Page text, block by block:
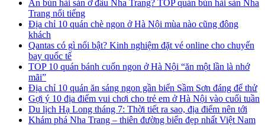
Ăn bún hải sản ở đâu Nha Trang? TOP quán bún hải sản Nha
Trang nổi tiếng
Địa chỉ 10 quán chè ngon ở Hà Nội mùa nào cũng đông
khách
Qantas có gì nổi bật? Kinh nghiệm đặt vé online cho chuyến
bay quốc tế
TOP 10 quán bánh cuốn ngon ở Hà Nội “ăn một lần là nhớ
mãi”
Địa chỉ 10 quán ăn sáng ngon gần biển Sầm Sơn đáng để thử
Gợi ý 10 địa điểm vui chơi cho trẻ em ở Hà Nội vào cuối tuần
Du lịch Hạ Long tháng 7: Thời tiết ra sao, địa điểm nên tới
Khám phá Nha Trang – thiên đường biển đẹp nhất Việt Nam